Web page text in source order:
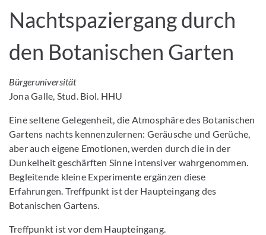
Nachtspaziergang durch
den Botanischen Garten
Bürgeruniversität
Jona Galle, Stud. Biol. HHU
Eine seltene Gelegenheit, die Atmosphäre des Botanischen
Gartens nachts kennenzulernen: Geräusche und Gerüche,
aber auch eigene Emotionen, werden durch die in der
Dunkelheit geschärften Sinne intensiver wahrgenommen.
Begleitende kleine Experimente ergänzen diese
Erfahrungen. Treffpunkt ist der Haupteingang des
Botanischen Gartens.
Treffpunkt ist vor dem Haupteingang.